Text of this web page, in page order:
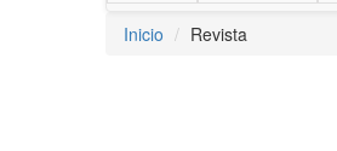
Inicio Revista